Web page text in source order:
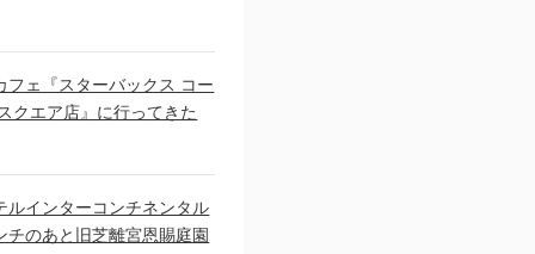
フェ『スターバックス コー
クエア店』に行ってきた
ルインターコンチネンタル
チのあと旧芝離宮恩賜庭園